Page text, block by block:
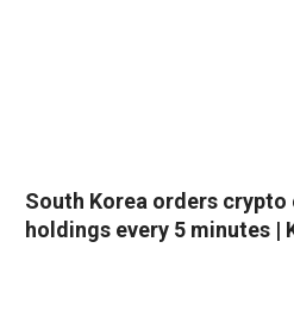
South Korea orders
holdings every 5 minutes |